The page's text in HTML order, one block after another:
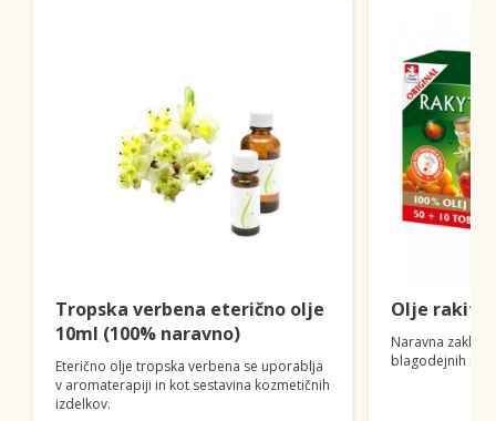
Tropska verbena eterično olje
10ml (100% naravno)
Eterično olje tropska verbena se uporablja
v aromaterapiji in kot sestavina kozmetičnih
izdelkov.
Olje
Naravna
blagodejnih